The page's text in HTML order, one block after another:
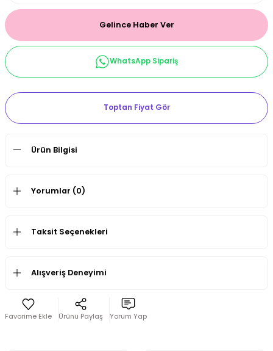
Gelince Haber Ver
WhatsApp Sipariş
Toptan Fiyat Gör
Ürün Bilgisi
Yorumlar (0)
Taksit Seçenekleri
Alışveriş Deneyimi
Ürünü Paylaş Yorum Yap